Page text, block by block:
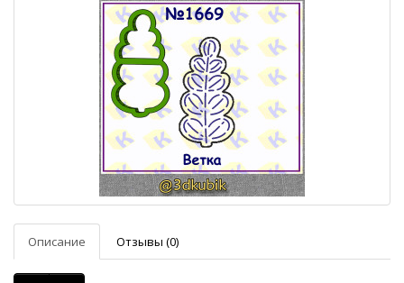
Описание Отзывы (0)